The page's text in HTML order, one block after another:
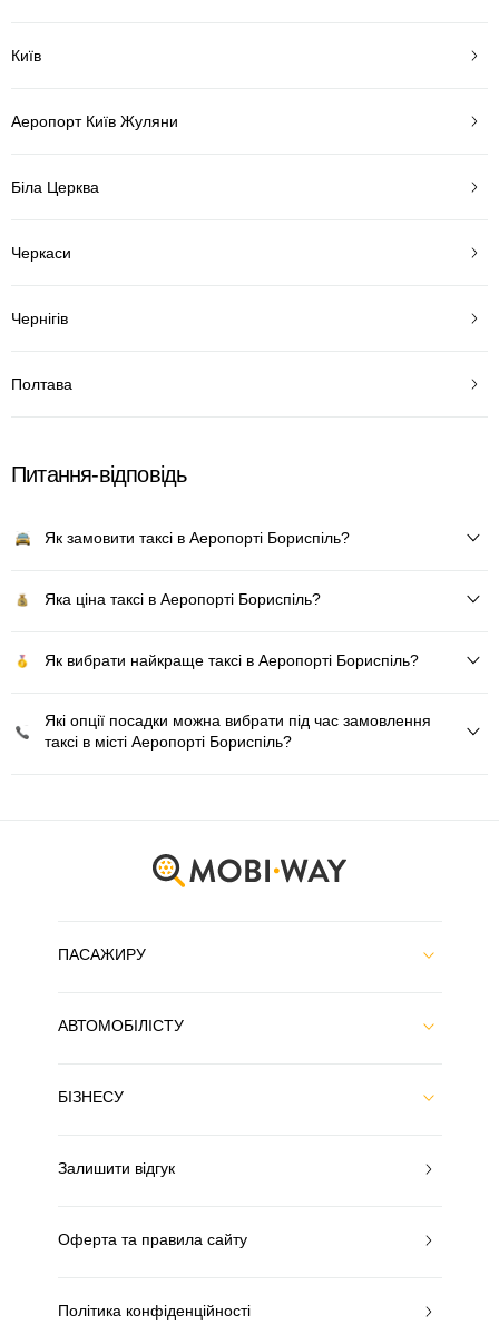
Київ
Аеропорт Київ Жуляни
Біла Церква
Черкаси
Чернігів
Полтава
Питання-відповідь
Як замовити таксі в Аеропорті Бориспіль?
Яка ціна таксі в Аеропорті Бориспіль?
Як вибрати найкраще таксі в Аеропорті Бориспіль?
Які опції посадки можна вибрати під час замовлення
таксі в місті Аеропорті Бориспіль?
ПАСАЖИРУ
АВТОМОБІЛІСТУ
БІЗНЕСУ
Залишити відгук
Оферта та правила сайту
Політика конфіденційності